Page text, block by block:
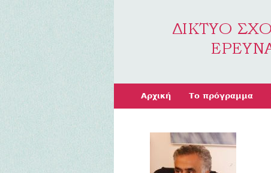
Αρχική Το πρόγραμμα